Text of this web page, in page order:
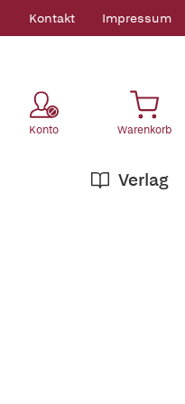
Kontakt Impressum
Konto Warenkorb
Verlag